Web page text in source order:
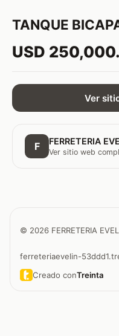
TANQUE
USD
Ver
F FERRETERIA
Ver sitio web
© 2026 FERRETERIA
ferreteriaevelin-
Creado conTreinta